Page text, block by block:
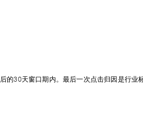
的30天窗口期内。最后一次点击归因是行业